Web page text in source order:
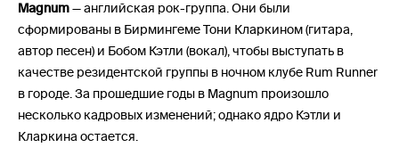
Magnum— английская рок-группа. Они были
сформированы в Бирмингеме Тони Кларкином (гитара,
автор песен) и Бобом Кэтли (вокал), чтобы выступать в
качестве резидентской группы в ночном клубе Rum Runner
в городе. За прошедшие годы в Magnum произошло
несколько кадровых изменений; однако ядро Кэтли и
Кларкина остается.